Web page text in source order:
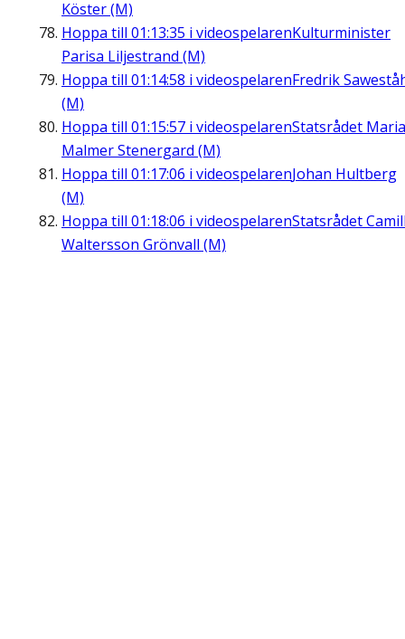
Köster (M)
Hoppa till 01:13:35 i videospelarenKulturminister
Parisa Liljestrand (M)
Hoppa till 01:14:58 i videospelarenFredrik
(M)
Hoppa till 01:15:57 i videospelarenStatsrådet Maria
Malmer Stenergard (M)
Hoppa till 01:17:06 i videospelarenJohan Hultberg
(M)
Hoppa till 01:18:06 i videospelarenStatsrådet
Waltersson Grönvall (M)